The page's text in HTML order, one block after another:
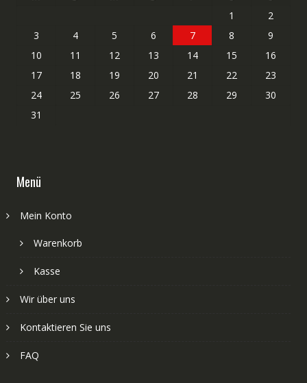
1
2
3
4 5 6 7 8
9
10
11 12 13 14 15
16
17
18 19 20 21 22
23
24
25 26 27 28 29
30
31
Menü
Mein Konto
Warenkorb
Kasse
Wir über uns
Kontaktieren Sie uns
FAQ